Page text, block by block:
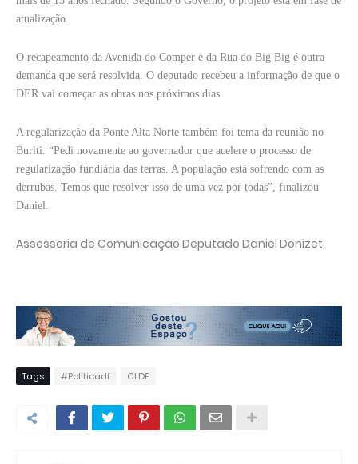
atualização.
O recapeamento da Avenida do Comper e da Rua do Big Big é outra
demanda que será resolvida. O deputado recebeu a informação de que o
DER vai começar as obras nos próximos dias.
A regularização da Ponte Alta Norte também foi tema da reunião no
Buriti. “Pedi novamente ao governador que acelere o processo de
regularização fundiária das terras. A população está sofrendo com as
derrubas. Temos que resolver isso de uma vez por todas”, finalizou
Daniel.
Assessoria de Comunicação Deputado Daniel Donizet
Tags #Politicadf CLDF